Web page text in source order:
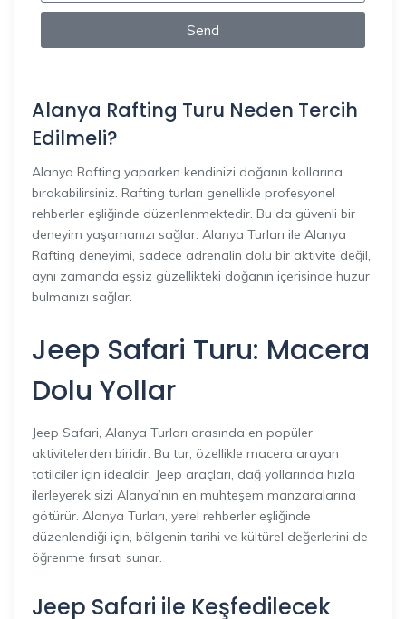
Send
Alanya Rafting Turu Neden Tercih
Edilmeli?
Alanya Rafting yaparken kendinizi doğanın kollarına
bırakabilirsiniz. Rafting turları genellikle profesyonel
rehberler eşliğinde düzenlenmektedir. Bu da güvenli bir
deneyim yaşamanızı sağlar. Alanya Turları ile Alanya
Rafting deneyimi, sadece adrenalin dolu bir aktivite değil,
aynı zamanda eşsiz güzellikteki doğanın içerisinde huzur
bulmanızı sağlar.
Jeep Safari Turu: Macera
Dolu Yollar
Jeep Safari, Alanya Turları arasında en popüler
aktivitelerden biridir. Bu tur, özellikle macera arayan
tatilciler için idealdir. Jeep araçları, dağ yollarında hızla
ilerleyerek sizi Alanya’nın en muhteşem manzaralarına
götürür. Alanya Turları, yerel rehberler eşliğinde
düzenlendiği için, bölgenin tarihi ve kültürel değerlerini de
öğrenme fırsatı sunar.
Jeep Safari ile Keşfedilecek